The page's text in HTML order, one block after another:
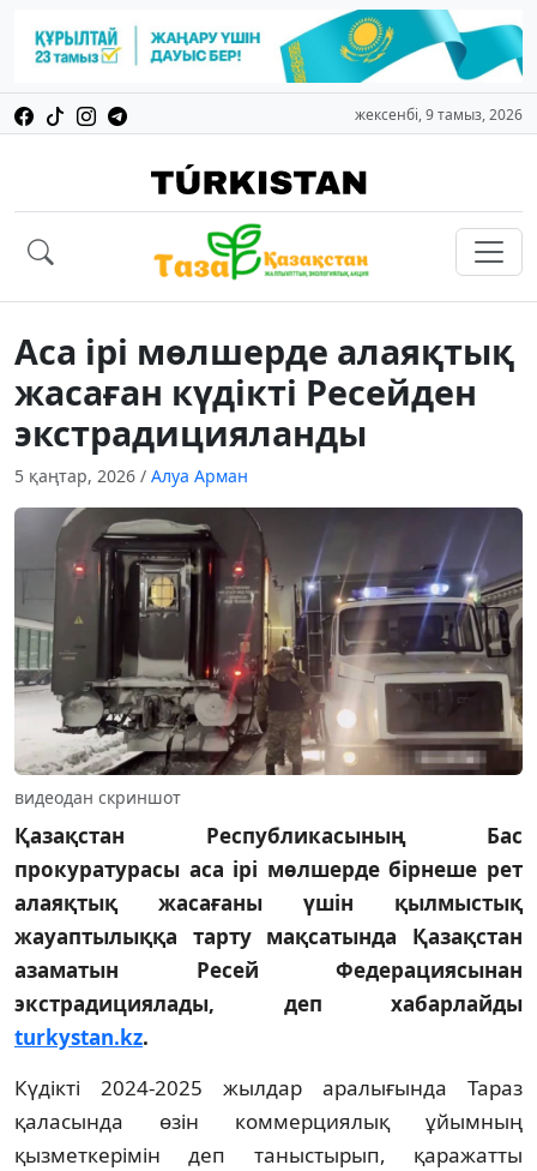
жексенбі, 9 тамыз, 2026
Аса ірі мөлшерде алаяқтық
жасаған күдікті Ресейден
экстрадицияланды
5 қаңтар, 2026 / Алуа Арман
видеодан скриншот
Қазақстан Республикасының Бас
прокуратурасы аса ірі мөлшерде бірнеше рет
алаяқтық жасағаны үшін қылмыстық
жауаптылыққа тарту мақсатында Қазақстан
азаматын Ресей Федерациясынан
экстрадициялады, деп хабарлайды
turkystan.kz.
Күдікті 2024-2025 жылдар аралығында Тараз
қаласында өзін коммерциялық ұйымның
қызметкерімін деп таныстырып, қаражатты